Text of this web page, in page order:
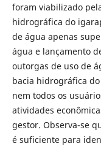
foram viabilizado
hidrográfica do
de água apenas
água e lançamento
outorgas de uso de
bacia hidrográfica do
nem todos os
atividades
gestor. Observa-se
é suficiente para